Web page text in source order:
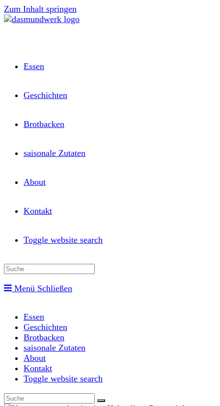
Zum Inhalt springen
Essen
Geschichten
Brotbacken
saisonale Zutaten
About
Kontakt
Toggle website search
Menü Schließen
Essen
Geschichten
Brotbacken
saisonale Zutaten
About
Kontakt
Toggle website search